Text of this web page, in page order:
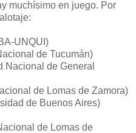
muchísimo en juego. Por
UNQUI)
de Tucumán)
Nacional de General
de Lomas de Zamora)
de Buenos Aires)
de Lomas de